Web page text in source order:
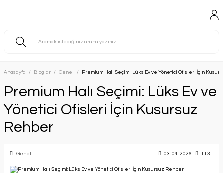
Anasayfa Bloglar Genel Premium Halı Seçimi: Lüks Ev ve Yönetici Ofisleri İçin
Premium Halı Seçimi: Lüks Ev ve
Yönetici Ofisleri İçin Kusursuz
Rehber
Genel 03-04-2026 11:31